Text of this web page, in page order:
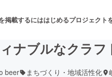
掲載するにははじめるプロジェクト
ナブルなクラフ
beer まちづくり・地域活性化